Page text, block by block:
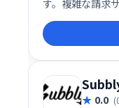
す。複雑な請求
ョンの監視、請
羅。失敗した支
ス成長をサポ
選ばれています
0.0